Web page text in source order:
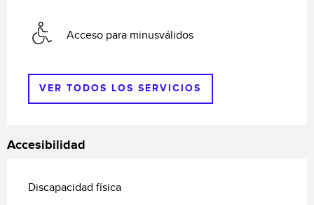
Acceso para minusválidos
VER TODOS LOS SERVICIOS
Accesibilidad
Discapacidad física